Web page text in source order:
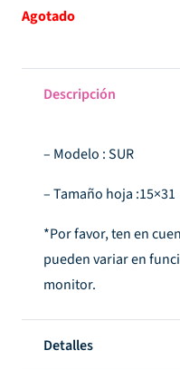
$586.
Agotado
Descripción
– Modelo : SUR
– Tamaño hoja :15×31
*Por favor, ten en
pueden variar en
monitor.
Detalles